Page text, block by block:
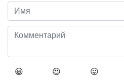
😀 😍 😛